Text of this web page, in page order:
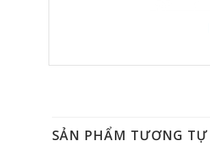
SẢN PHẨM TƯƠNG TỰ